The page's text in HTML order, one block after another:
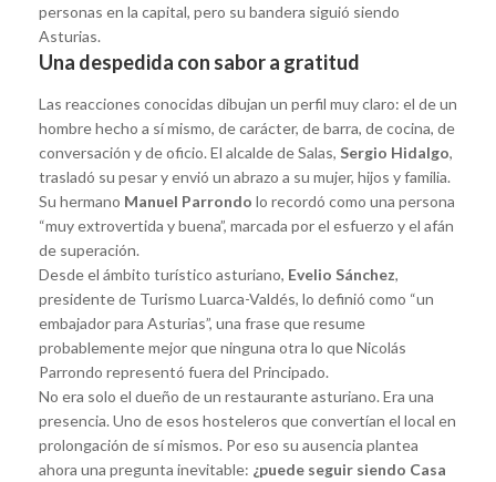
personas en la capital, pero su bandera siguió siendo
Asturias.
Una despedida con sabor a gratitud
Las reacciones conocidas dibujan un perfil muy claro: el de un
hombre hecho a sí mismo, de carácter, de barra, de cocina, de
conversación y de oficio. El alcalde de Salas, Sergio Hidalgo,
trasladó su pesar y envió un abrazo a su mujer, hijos y familia.
Su hermano Manuel Parrondo lo recordó como una persona
“muy extrovertida y buena”, marcada por el esfuerzo y el afán
de superación.
Desde el ámbito turístico asturiano, Evelio Sánchez,
presidente de Turismo Luarca-Valdés, lo definió como “un
embajador para Asturias”, una frase que resume
probablemente mejor que ninguna otra lo que Nicolás
Parrondo representó fuera del Principado.
No era solo el dueño de un restaurante asturiano. Era una
presencia. Uno de esos hosteleros que convertían el local en
prolongación de sí mismos. Por eso su ausencia plantea
ahora una pregunta inevitable: ¿puede seguir siendo Casa